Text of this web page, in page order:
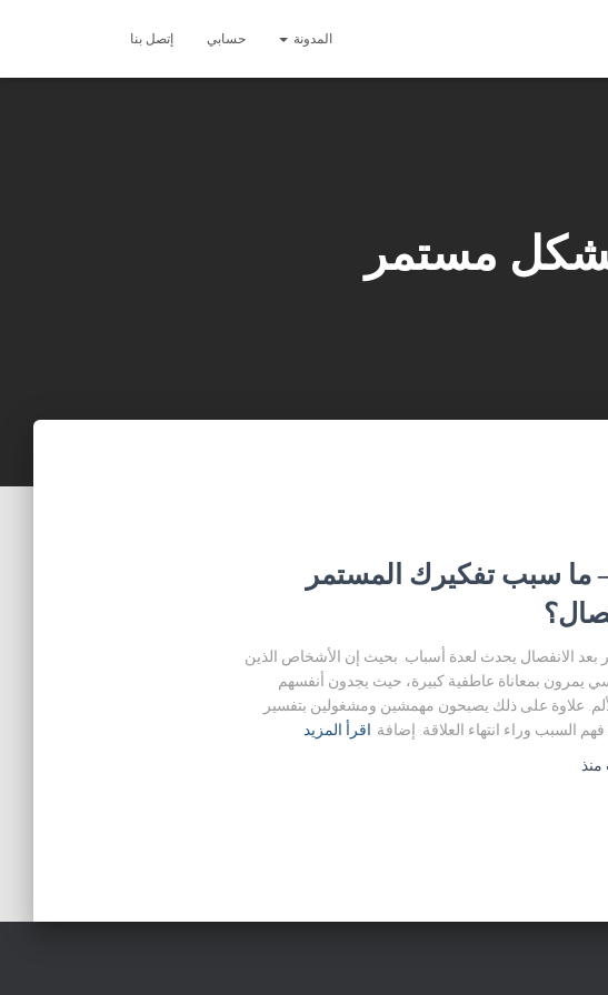
المدونة حسابي إتصل بنا
مستمر
– ما سبب تفكيرك المستمر
الانفصال يحدث لعدة أسباب. بحيث إن الأشخاص الذين
بمعاناة عاطفية كبيرة، حيث يجدون أنفسهم
علاوة على ذلك يصبحون مهمشين ومشغولين بتفسير
وراء انتهاء العلاقة. إضافة اقرأ المزيد
منذ